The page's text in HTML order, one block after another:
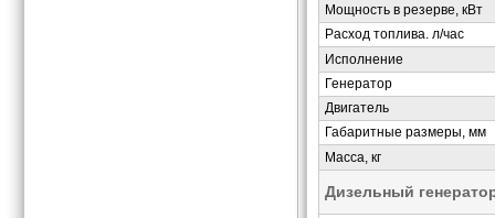
Мощность в резерве, кВт
Расход топлива. л/час
Исполнение
Генератор
Двигатель
Габаритные размеры, мм
Масса, кг
Дизельный